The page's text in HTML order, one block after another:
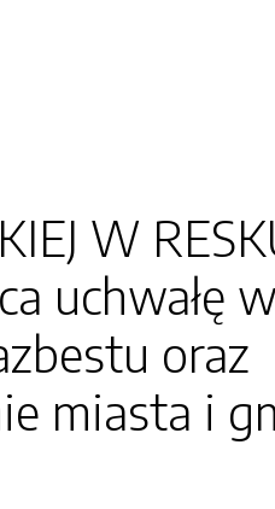
W
uchwałę w
oraz
miasta i